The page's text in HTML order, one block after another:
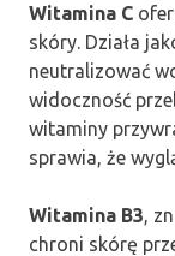
Witamina C
skóry. Działa
neutralizować
widoczność
witaminy
sprawia, że
Witamina B3,
chroni skórę